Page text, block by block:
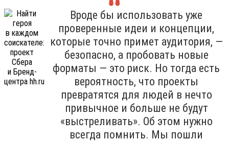
Вроде бы использовать уже
проверенные идеи и концепции,
которые точно примет аудитория, —
безопасно, а пробовать новые
форматы — это риск. Но тогда есть
вероятность, что проекты
превратятся для людей в нечто
привычное и больше не будут
«выстреливать». Об этом нужно
всегда помнить. Мы пошли